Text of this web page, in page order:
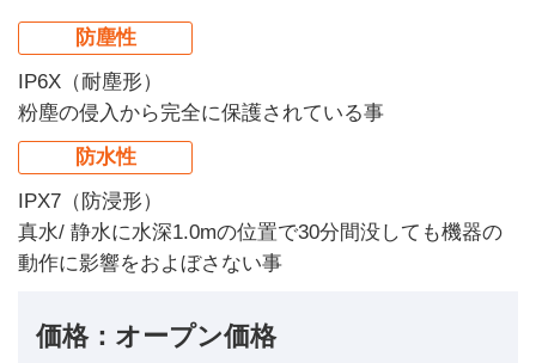
防塵性
IP6X（耐塵形）
粉塵の侵入から完全に保護されている事
防水性
IPX7（防浸形）
真水/ 静水に水深1.0mの位置で30分間没しても機器の
動作に影響をおよぼさない事
価格：オープン価格